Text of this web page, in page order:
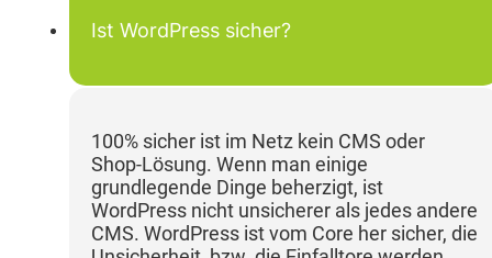
Ist WordPress sicher?
100% sicher ist im Netz kein CMS oder
Shop-Lösung. Wenn man einige
grundlegende Dinge beherzigt, ist
WordPress nicht unsicherer als jedes andere
CMS. WordPress ist vom Core her sicher, die